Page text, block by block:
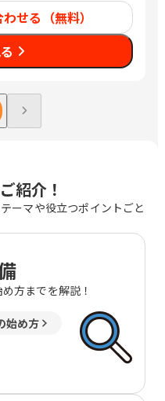
所 / 北千住、千住大橋、
田、新横浜、北新横
川崎、伊勢佐木長者町、
士見町、平塚、大磯、熊
、葭川公園、千葉中央、
京成船橋、船橋、柏、北
成田、旭川、苫小牧、青
赤井、水戸、偕楽園、
、太田、韮川、新潟、
、北鉄金沢、福井、長
北松本、静岡、日吉
花時計前、神戸三宮、
和歌山市、紀和、鳥
山、広島、福山、下
島、阿波富田、大橋通、
通、久留米、花畑、大
せる（無料）
紹介！
ーマや役立つポイントごと
方までを解説！
始め方